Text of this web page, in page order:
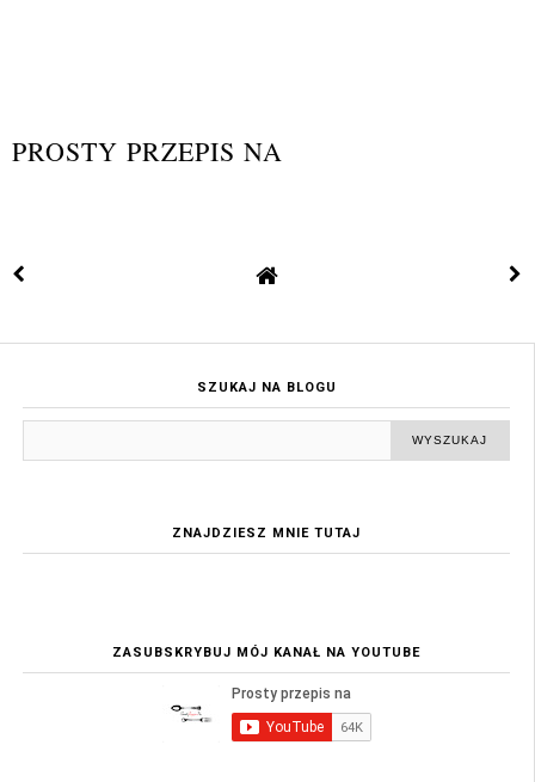
PROSTY PRZEPIS NA
SZUKAJ NA BLOGU
ZNAJDZIESZ MNIE TUTAJ
ZASUBSKRYBUJ MÓJ KANAŁ NA YOUTUBE